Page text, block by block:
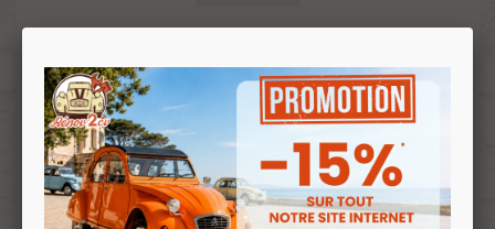
VENEZ NOUS
RENDRE VISITE !